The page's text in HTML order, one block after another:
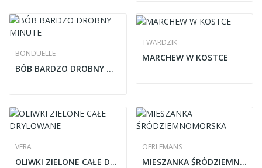
BONDUELLE
BÓB BARDZO DROBNY MINUTE
TWARDZIK
MARCHEW W KOSTCE
VERA
OLIWKI ZIELONE CAŁE DRYLOWANE
OERLEMANS
MIESZANKA ŚRÓDZIEMNOMORSKA